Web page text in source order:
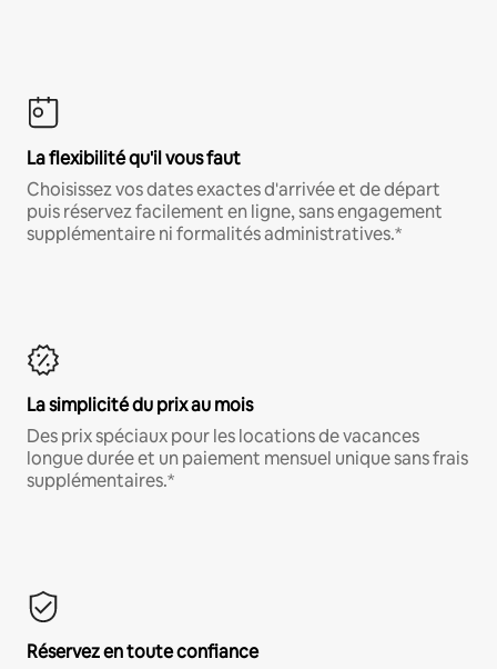
La flexibilité qu'il vous faut
Choisissez vos dates exactes d'arrivée et de départ
puis réservez facilement en ligne, sans engagement
supplémentaire ni formalités administratives.*
La simplicité du prix au mois
Des prix spéciaux pour les locations de vacances
longue durée et un paiement mensuel unique sans frais
supplémentaires.*
Réservez en toute confiance